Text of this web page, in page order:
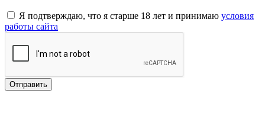
Я подтверждаю, что я старше 18 лет и принимаю условия
работы сайта
Отправить